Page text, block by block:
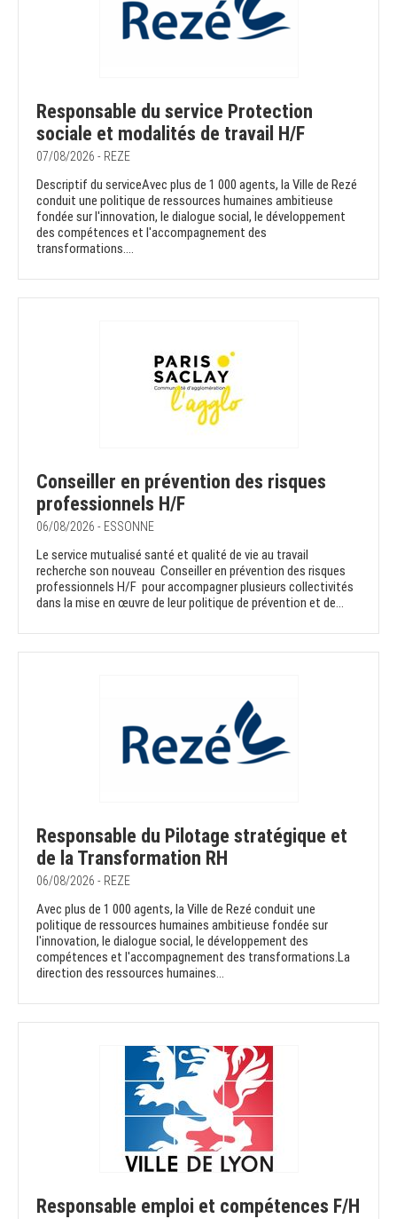
Responsable du service Protection
sociale et modalités de travail H/F
07/08/2026 - REZE
Descriptif du serviceAvec plus de 1 000 agents, la Ville de Rezé
conduit une politique de ressources humaines ambitieuse
fondée sur l'innovation, le dialogue social, le développement
des compétences et l'accompagnement des
transformations....
Conseiller en prévention des risques
professionnels H/F
06/08/2026 - ESSONNE
Le service mutualisé santé et qualité de vie au travail
recherche son nouveau Conseiller en prévention des risques
professionnels H/F pour accompagner plusieurs collectivités
dans la mise en œuvre de leur politique de prévention et de...
Responsable du Pilotage stratégique et
de la Transformation RH
06/08/2026 - REZE
Avec plus de 1 000 agents, la Ville de Rezé conduit une
politique de ressources humaines ambitieuse fondée sur
l'innovation, le dialogue social, le développement des
compétences et l'accompagnement des transformations.La
direction des ressources humaines...
Responsable emploi et compétences F/H